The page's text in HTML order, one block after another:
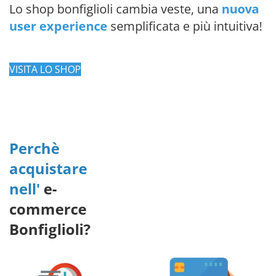
Lo shop bonfiglioli cambia veste, una nuova
user experience semplificata e più intuitiva!
VISITA LO SHOP
Perchè
acquistare
nell' e-
commerce
Bonfiglioli?